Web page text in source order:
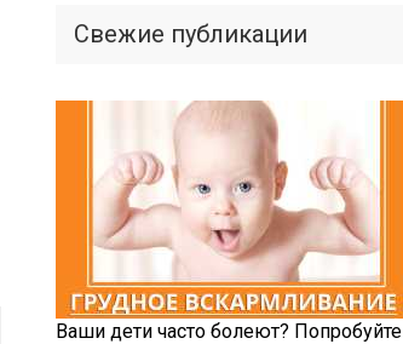
Свежие публикации
Ваши дети часто болеют? Попробуйте